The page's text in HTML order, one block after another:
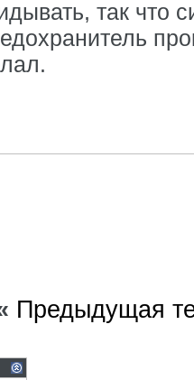
так что
Предыдущая